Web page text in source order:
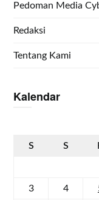
Pedoman Media
Redaksi
Tentang Kami
Kalendar
S S
3 4